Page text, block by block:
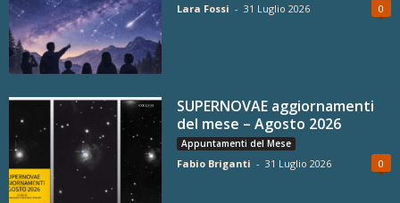
Lara Fossi - 31 Luglio 2026 0
SUPERNOVAE aggiornamenti
del mese – Agosto 2026
Appuntamenti del Mese
Fabio Briganti - 31 Luglio 2026 0